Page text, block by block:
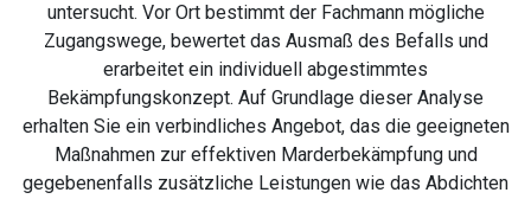
untersucht. Vor Ort bestimmt der Fachmann mögliche
Zugangswege, bewertet das Ausmaß des Befalls und
erarbeitet ein individuell abgestimmtes
Bekämpfungskonzept. Auf Grundlage dieser Analyse
erhalten Sie ein verbindliches Angebot, das die geeigneten
Maßnahmen zur effektiven Marderbekämpfung und
gegebenenfalls zusätzliche Leistungen wie das Abdichten